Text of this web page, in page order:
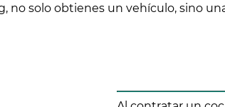
no solo obtienes un vehículo, sino